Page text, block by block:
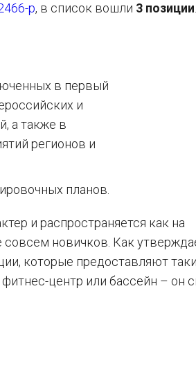
р, в список вошли 3 позиции
в первый
и
а также в
регионов и
планов.
и распространяется как на
совсем новичков. Как
которые предоставляют
центр или бассейн – он